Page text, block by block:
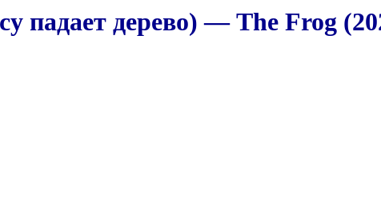
падает дерево) — The Frog